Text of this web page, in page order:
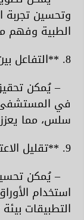
وتحسين
الطبية وفهم
8. **التفاعل بين الأقسام المختلفة:**
– يُمكن
في المستشفى
سلس، مما
9. **تقليل الاعتماد على الورق:**
– يُمكن
استخدام
التطبيقات